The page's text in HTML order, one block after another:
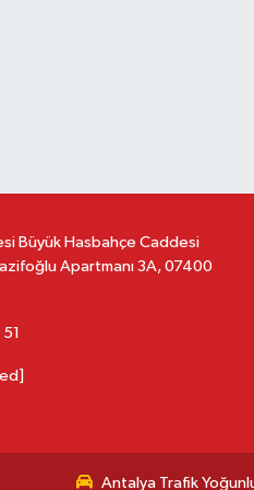
Büyük Hasbahçe Caddesi
Apartmanı 3A, 07400
Antalya Trafik